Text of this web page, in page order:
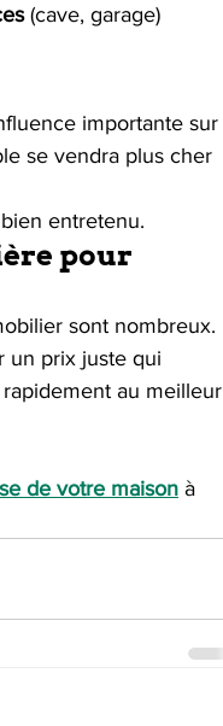
(cave, garage)
importante sur
se vendra plus cher
entretenu.
pour
sont nombreux.
un prix juste qui
au meilleur
de votre maison à